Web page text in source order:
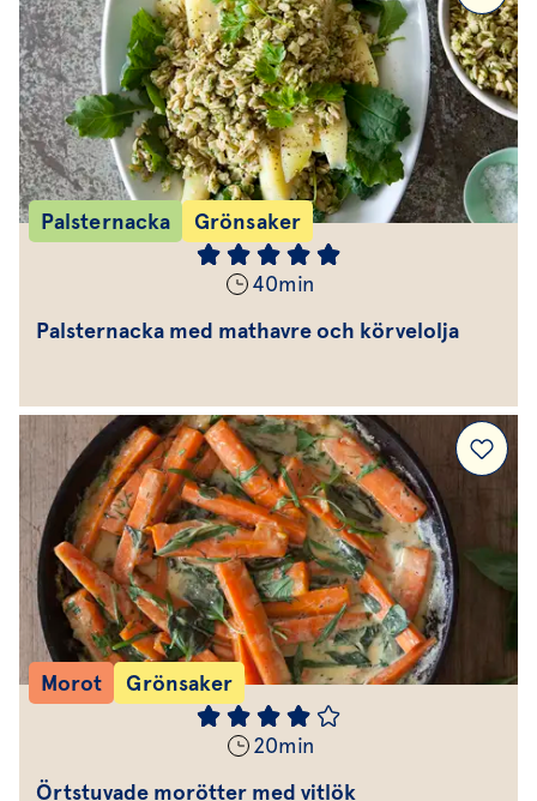
Palsternacka Grönsaker
40min
Palsternacka med mathavre och körvelolja
Morot Grönsaker
20min
Örtstuvade morötter med vitlök